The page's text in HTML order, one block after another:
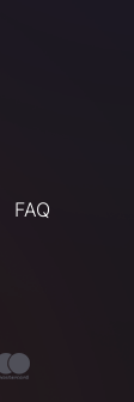
FAQ